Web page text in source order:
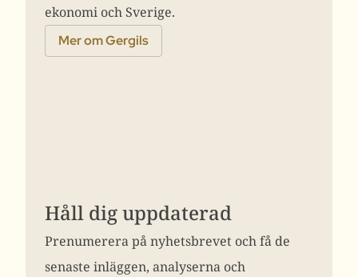
ekonomi och Sverige.
Mer om Gergils
Håll dig uppdaterad
Prenumerera på nyhetsbrevet och få de
senaste inläggen, analyserna och